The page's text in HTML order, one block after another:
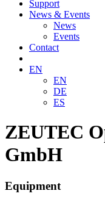
Support
News & Events
News
Events
Contact
EN
EN
DE
ES
ZEUTEC
GmbH
Equipment